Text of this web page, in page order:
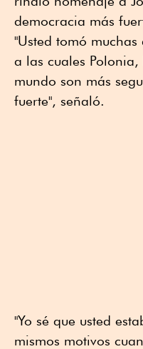
democracia más
"Usted tomó
a las cuales Polonia,
mundo son más
fuerte", señaló.
"Yo sé que usted
mismos motivos